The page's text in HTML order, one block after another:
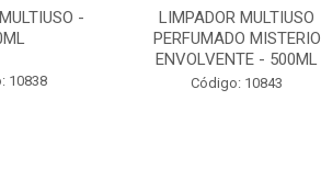
-
10838
LIMPADOR MULTIUSO
PERFUMADO MISTERIO
ENVOLVENTE - 500ML
Código: 10843